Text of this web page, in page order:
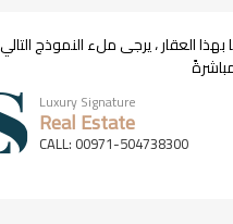
العقار ، يرجى ملء النموذج التالي
Luxury Signature
Real Estate
CALL: 00971-504738300